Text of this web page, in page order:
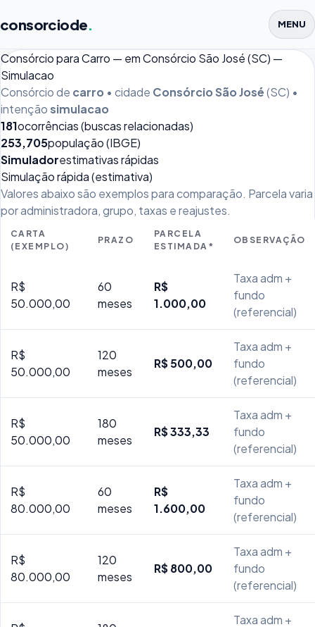
consorciode. MENU
Consórcio para Carro — em Consórcio São José (SC) —
Simulacao
Consórcio de carro • cidade Consórcio São José(SC) •
intençãosimulacao
181ocorrências (buscas relacionadas)
253,705população (IBGE)
Simuladorestimativas rápidas
Simulação rápida (estimativa)
Valores abaixo são exemplos para comparação. Parcela varia
por administradora, grupo, taxas e reajustes.
CARTA
(EXEMPLO)
PRAZO
PARCELA
ESTIMADA*
OBSERVAÇÃO
R$
50.000,00
60
meses
R$
1.000,00
Taxa adm +
fundo
(referencial)
R$
50.000,00
120
meses
R$ 500,00
Taxa adm +
fundo
(referencial)
R$
50.000,00
180
meses
R$ 333,33
Taxa adm +
fundo
(referencial)
R$
80.000,00
60
meses
R$
1.600,00
Taxa adm +
fundo
(referencial)
R$
80.000,00
120
meses
R$ 800,00
Taxa adm +
fundo
(referencial)
Taxa adm +